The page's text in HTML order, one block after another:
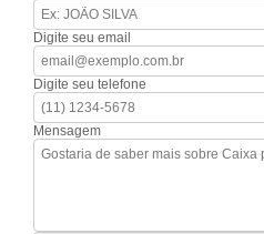
Digite seu email
Digite seu telefone
Mensagem